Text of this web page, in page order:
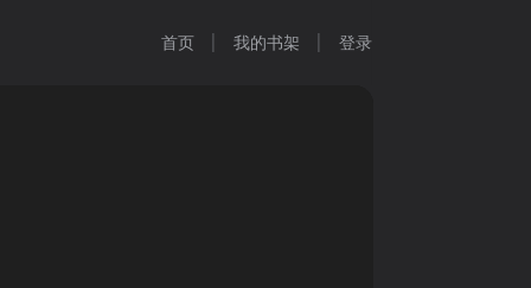
首页 我的书架 登录